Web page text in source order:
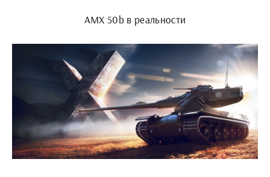
AMX 50b в реальности